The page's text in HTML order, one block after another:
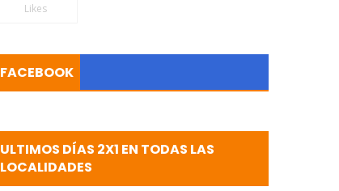
Likes
FACEBOOK
ULTIMOS DÍAS 2X1 EN TODAS LAS
LOCALIDADES